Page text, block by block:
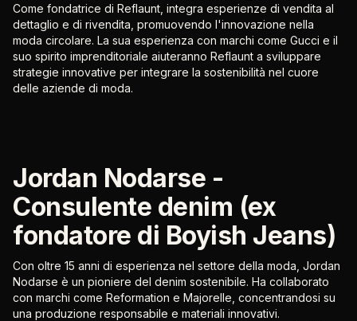
Come fondatrice di Reflaunt, integra esperienze di vendita al
dettaglio e di rivendita, promuovendo l'innovazione nella
moda circolare. La sua esperienza con marchi come Gucci e il
suo spirito imprenditoriale aiuteranno Reflaunt a sviluppare
strategie innovative per integrare la sostenibilità nel cuore
delle aziende di moda.
Jordan Nodarse -
Consulente denim (ex
fondatore di Boyish Jeans)
Con oltre 15 anni di esperienza nel settore della moda, Jordan
Nodarse è un pioniere del denim sostenibile. Ha collaborato
con marchi come Reformation e Majorelle, concentrandosi su
una produzione responsabile e materiali innovativi.